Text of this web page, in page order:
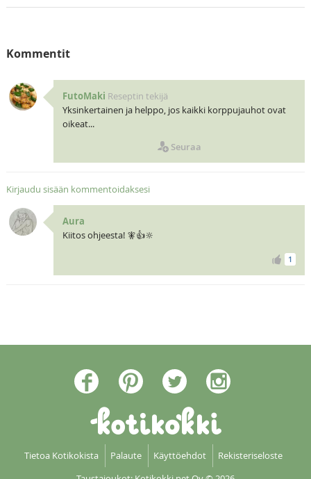
Kommentit
FutoMaki Reseptin tekijä
Yksinkertainen ja helppo, jos kaikki korppujauhot ovat
oikeat...
Seuraa
Kirjaudu sisään kommentoidaksesi
Aura
Kiitos ohjeesta! 🧚👍🔆
1
Tietoa Kotikokista Palaute Käyttöehdot
Rekisteriseloste